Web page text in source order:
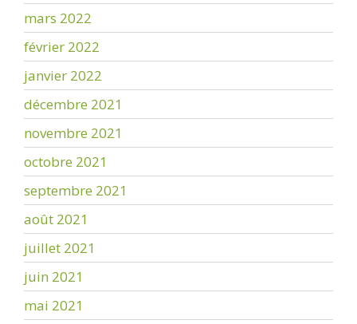
mars 2022
février 2022
janvier 2022
décembre 2021
novembre 2021
octobre 2021
septembre 2021
août 2021
juillet 2021
juin 2021
mai 2021